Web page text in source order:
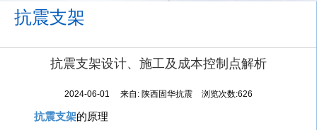
抗震支架
抗震支架设计、施工及成本控制点解析
2024-06-01 来自: 陕西固华抗震 浏览次数:626
抗震支架的原理